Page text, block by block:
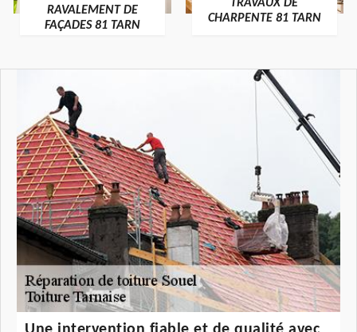
RAVALEMENT DE
FAÇADES 81 TARN
TRAVAUX DE
CHARPENTE 81 TARN